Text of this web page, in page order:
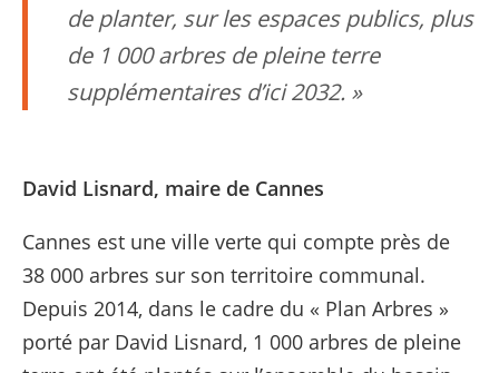
de planter, sur les espaces publics, plus
de 1 000 arbres de pleine terre
supplémentaires d’ici 2032.
David Lisnard, maire de Cannes
Cannes est une ville verte qui compte près de
38 000 arbres sur son territoire communal.
Depuis 2014, dans le cadre du « Plan Arbres »
porté par David Lisnard, 1 000 arbres de pleine